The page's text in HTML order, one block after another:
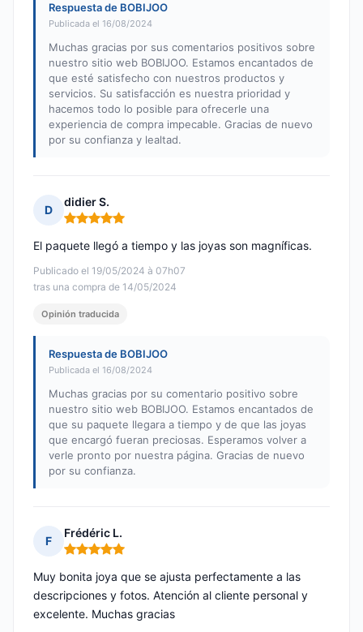
Respuesta de BOBIJOO
Publicada el 16/08/2024
Muchas gracias por sus comentarios positivos sobre
nuestro sitio web BOBIJOO. Estamos encantados de
que esté satisfecho con nuestros productos y
servicios. Su satisfacción es nuestra prioridad y
hacemos todo lo posible para ofrecerle una
experiencia de compra impecable. Gracias de nuevo
por su confianza y lealtad.
D
didier S.
Nota: 5 de 5
Publicado el 19/05/2024 à 07h07
tras una compra de 14/05/2024
El paquete llegó a tiempo y las joyas son magníficas.
Opinión traducida
Respuesta de BOBIJOO
Publicada el 16/08/2024
Muchas gracias por su comentario positivo sobre
nuestro sitio web BOBIJOO. Estamos encantados de
que su paquete llegara a tiempo y de que las joyas
que encargó fueran preciosas. Esperamos volver a
verle pronto por nuestra página. Gracias de nuevo
por su confianza.
F
Frédéric L.
Nota: 5 de 5
Muy bonita joya que se ajusta perfectamente a las
descripciones y fotos. Atención al cliente personal y
excelente. Muchas gracias